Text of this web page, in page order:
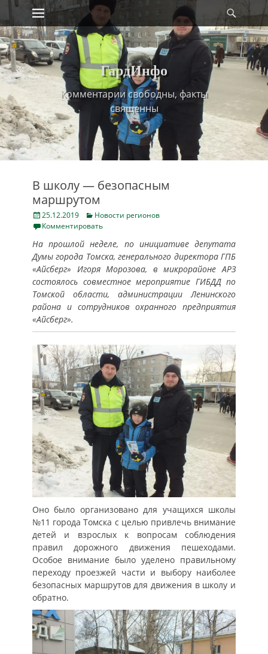
Skip
content
Primary Menu
ГардИнфо
Комментарии свободны, факты
священны
В школу — безопасным
маршрутом
Posted
on
25.12.2019 Categories
Новости регионов
Комментировать
На прошлой неделе, по инициативе депутата
Думы города Томска, генерального директора ГПБ
«Айсберг» Игоря Морозова, в микрорайоне АРЗ
состоялось совместное мероприятие ГИБДД по
Томской области, администрации Ленинского
района и сотрудников охранного предприятия
«Айсберг».
Оно было организовано для учащихся школы
№11 города Томска с целью привлечь внимание
детей и взрослых к вопросам соблюдения
правил дорожного движения пешеходами.
Особое внимание было уделено правильному
переходу проезжей части и выбору наиболее
безопасных маршрутов для движения в школу и
обратно.